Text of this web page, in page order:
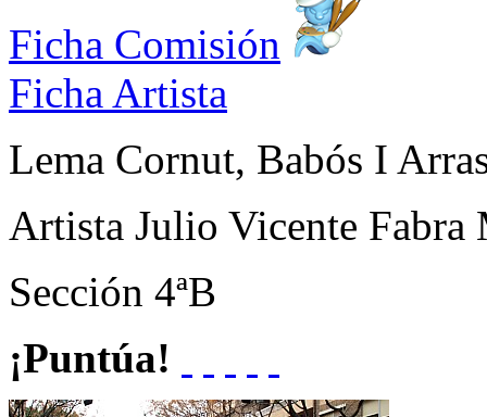
Ficha Comisión
Ficha Artista
Lema Cornut, Babós I
Artista Julio Vicente Fabra
Sección 4ªB
¡Puntúa!